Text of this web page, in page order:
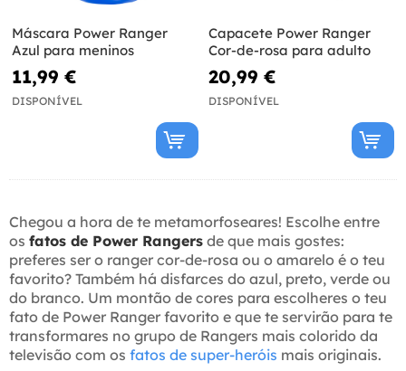
Máscara Power Ranger
Azul para meninos
11,99 €
DISPONÍVEL
Capacete Power Ranger
Cor-de-rosa para adulto
20,99 €
DISPONÍVEL
Chegou a hora de te metamorfoseares! Escolhe entre
os fatos de Power Rangers de que mais gostes:
preferes ser o ranger cor-de-rosa ou o amarelo é o teu
favorito? Também há disfarces do azul, preto, verde ou
do branco. Um montão de cores para escolheres o teu
fato de Power Ranger favorito e que te servirão para te
transformares no grupo de Rangers mais colorido da
televisão com os fatos de super-heróis mais originais.